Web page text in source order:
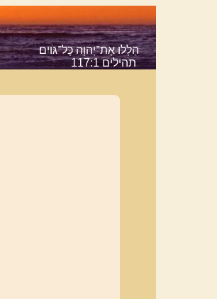
הַלְלוּ אֶת־יְהוָה כָּל־גֹּויִם׃
תהילים 117:1